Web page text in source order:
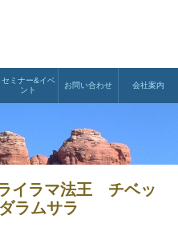
セミナー&イベ
ント
お問い合わせ 会社案内
イラマ法王 チベッ
ラムサラ